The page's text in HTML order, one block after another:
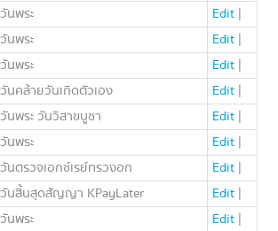
วันพระ Edit |
วันพระ Edit |
วันพระ Edit |
วันคล้ายวันเกิดตัวเอง Edit |
วันพระ วันวิสาขบูชา Edit |
วันพระ Edit |
วันตรวจเอกซ์เรย์ทรวงอก Edit |
วันสิ้นสุดสัญญา KPayLater Edit |
วันพระ Edit |